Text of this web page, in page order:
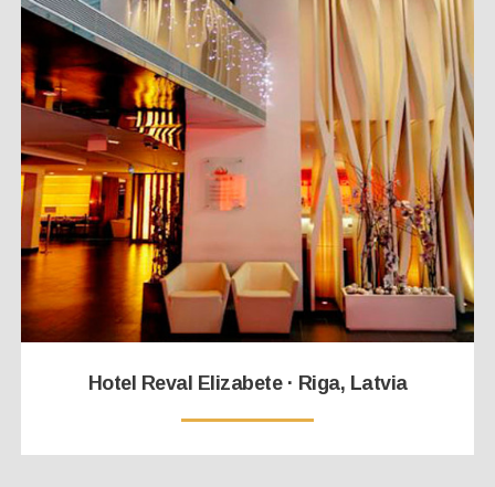
Hotel Reval Elizabete · Riga, Latvia